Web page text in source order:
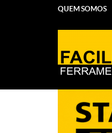
QUEM SOMOS